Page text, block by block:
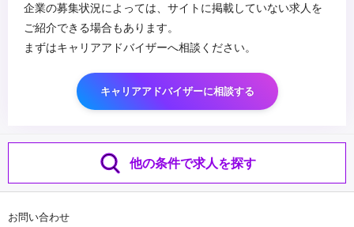
企業の募集状況によっては、サイトに掲載していない求人を
ご紹介できる場合もあります。
まずはキャリアアドバイザーへ相談ください。
キャリアアドバイザーに相談する
他の条件で求人を探す
お問い合わせ